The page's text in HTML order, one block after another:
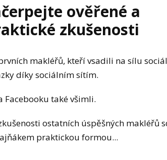
ověřené a
zkušenosti
makléřů, kteří vsadili na sílu
díky sociálním sítím.
Facebooku také všimli.
ostatních úspěšných makléřů
praktickou formou...